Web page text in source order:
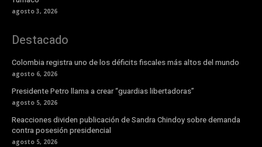
agosto 3, 2026
Destacado
Colombia registra uno de los déficits fiscales más altos del mundo
agosto 6, 2026
Presidente Petro llama a crear “guardias libertadoras”
agosto 5, 2026
Reacciones dividen publicación de Sandra Chindoy sobre demanda
contra posesión presidencial
agosto 5, 2026